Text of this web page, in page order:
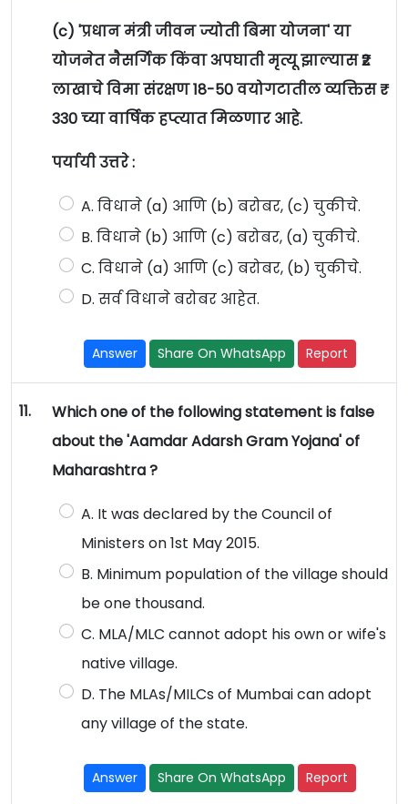
(c) 'प्रधान मंत्री जीवन ज्योती बिमा योजना' या
योजनेत नैसर्गिक किंवा अपघाती मृत्यू झाल्यास ₹2
लाखाचे विमा संरक्षण 18-50 वयोगटातील व्यक्तिस ₹
330 च्या वार्षिक हप्त्यात मिळणार आहे.
पर्यायी उत्तरे :
A. विधाने (a) आणि (b) बरोबर, (c) चुकीचे.
B. विधाने (b) आणि (c) बरोबर, (a) चुकीचे.
C. विधाने (a) आणि (c) बरोबर, (b) चुकीचे.
D. सर्व विधाने बरोबर आहेत.
Answer Share On WhatsApp Report
11.
Which one of the following statement is false
about the 'Aamdar Adarsh Gram Yojana' of
Maharashtra ?
A. It was declared by the Council of
Ministers on 1st May 2015.
B. Minimum population of the village should
be one thousand.
C. MLA/MLC cannot adopt his own or wife's
native village.
D. The MLAs/MILCs of Mumbai can adopt
any village of the state.
Answer Share On WhatsApp Report